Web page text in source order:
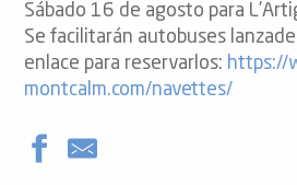
Sábado 16 de agosto para
Se facilitarán autobuses
enlace para reservarlos: https://
montcalm.com/navettes/